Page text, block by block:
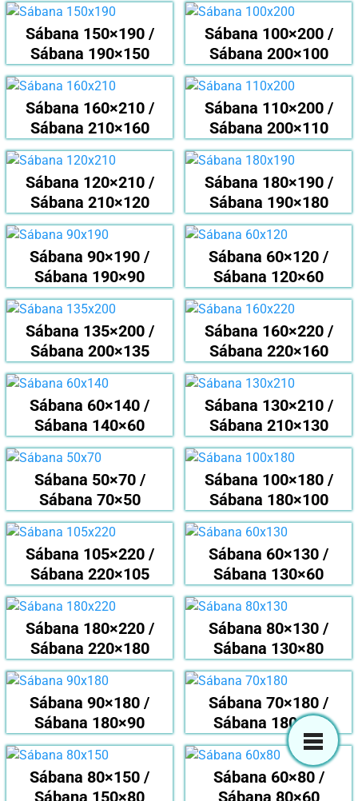
Sábana 150×190 /
Sábana 190×150
Sábana 100×200 /
Sábana 200×100
Sábana 160×210 /
Sábana 210×160
Sábana 110×200 /
Sábana 200×110
Sábana 120×210 /
Sábana 210×120
Sábana 180×190 /
Sábana 190×180
Sábana 90×190 /
Sábana 190×90
Sábana 60×120 /
Sábana 120×60
Sábana 135×200 /
Sábana 200×135
Sábana 160×220 /
Sábana 220×160
Sábana 60×140 /
Sábana 140×60
Sábana 130×210 /
Sábana 210×130
Sábana 50×70 /
Sábana 70×50
Sábana 100×180 /
Sábana 180×100
Sábana 105×220 /
Sábana 220×105
Sábana 60×130 /
Sábana 130×60
Sábana 180×220 /
Sábana 220×180
Sábana 80×130 /
Sábana 130×80
Sábana 90×180 /
Sábana 180×90
Sábana 70×180 /
Sábana 180×70
Sábana 80×150 /
Sábana 60×80 /